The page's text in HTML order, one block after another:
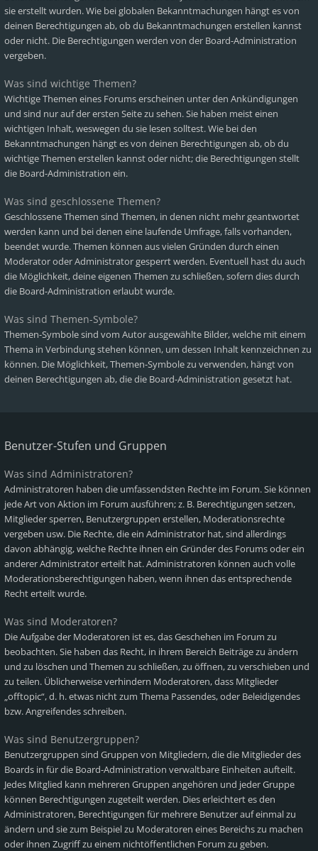
sie erstellt wurden. Wie bei globalen Bekanntmachungen hängt es von
deinen Berechtigungen ab, ob du Bekanntmachungen erstellen kannst
oder nicht. Die Berechtigungen werden von der Board-Administration
vergeben.
Was sind wichtige Themen?
Wichtige Themen eines Forums erscheinen unter den Ankündigungen
und sind nur auf der ersten Seite zu sehen. Sie haben meist einen
wichtigen Inhalt, weswegen du sie lesen solltest. Wie bei den
Bekanntmachungen hängt es von deinen Berechtigungen ab, ob du
wichtige Themen erstellen kannst oder nicht; die Berechtigungen stellt
die Board-Administration ein.
Was sind geschlossene Themen?
Geschlossene Themen sind Themen, in denen nicht mehr geantwortet
werden kann und bei denen eine laufende Umfrage, falls vorhanden,
beendet wurde. Themen können aus vielen Gründen durch einen
Moderator oder Administrator gesperrt werden. Eventuell hast du auch
die Möglichkeit, deine eigenen Themen zu schließen, sofern dies durch
die Board-Administration erlaubt wurde.
Was sind Themen-Symbole?
Themen-Symbole sind vom Autor ausgewählte Bilder, welche mit einem
Thema in Verbindung stehen können, um dessen Inhalt kennzeichnen zu
können. Die Möglichkeit, Themen-Symbole zu verwenden, hängt von
deinen Berechtigungen ab, die die Board-Administration gesetzt hat.
Benutzer-Stufen und Gruppen
Was sind Administratoren?
Administratoren haben die umfassendsten Rechte im Forum. Sie können
jede Art von Aktion im Forum ausführen; z. B. Berechtigungen setzen,
Mitglieder sperren, Benutzergruppen erstellen, Moderationsrechte
vergeben usw. Die Rechte, die ein Administrator hat, sind allerdings
davon abhängig, welche Rechte ihnen ein Gründer des Forums oder ein
anderer Administrator erteilt hat. Administratoren können auch volle
Moderationsberechtigungen haben, wenn ihnen das entsprechende
Recht erteilt wurde.
Was sind Moderatoren?
Die Aufgabe der Moderatoren ist es, das Geschehen im Forum zu
beobachten. Sie haben das Recht, in ihrem Bereich Beiträge zu ändern
und zu löschen und Themen zu schließen, zu öffnen, zu verschieben und
zu teilen. Üblicherweise verhindern Moderatoren, dass Mitglieder
„offtopic“, d. h. etwas nicht zum Thema Passendes, oder Beleidigendes
bzw. Angreifendes schreiben.
Was sind Benutzergruppen?
Benutzergruppen sind Gruppen von Mitgliedern, die die Mitglieder des
Boards in für die Board-Administration verwaltbare Einheiten aufteilt.
Jedes Mitglied kann mehreren Gruppen angehören und jeder Gruppe
können Berechtigungen zugeteilt werden. Dies erleichtert es den
Administratoren, Berechtigungen für mehrere Benutzer auf einmal zu
ändern und sie zum Beispiel zu Moderatoren eines Bereichs zu machen
oder ihnen Zugriff zu einem nichtöffentlichen Forum zu geben.